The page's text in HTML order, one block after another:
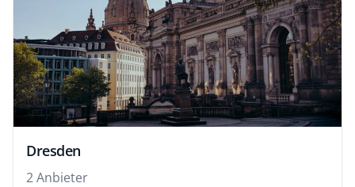
Dresden
2 Anbieter